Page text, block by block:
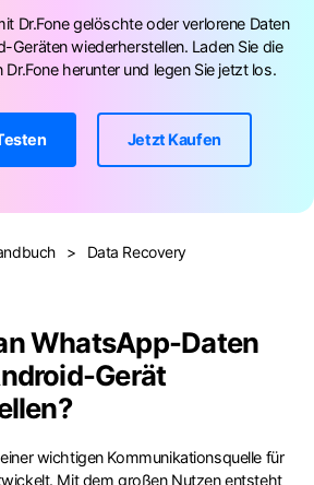
Dr.Fone-Lösungen
erhalten
Anmelden
Dr.Fone gelöschte oder verlorene Daten
Geräten wiederherstellen. Laden Sie die
herunter und legen Sie jetzt los.
Jetzt Kaufen
> Data Recovery
WhatsApp-Daten
Gerät
wichtigen Kommunikationsquelle für
Mit dem großen Nutzen entsteht